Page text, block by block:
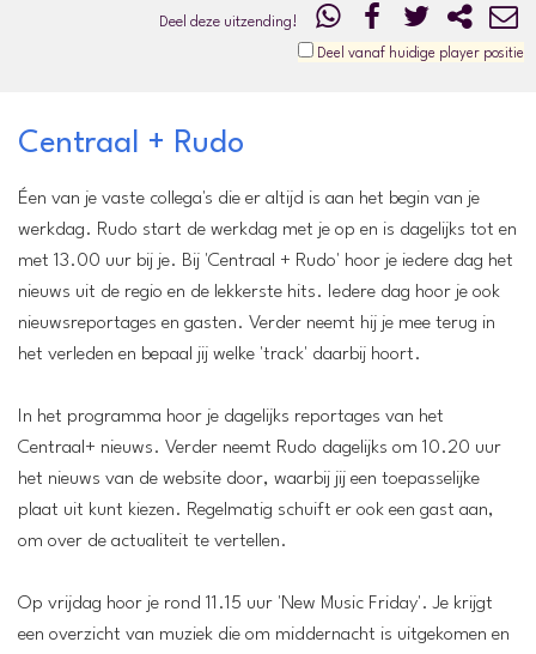
Deel deze uitzending!
Deel vanaf huidige player positie
Centraal + Rudo
Éen van je vaste collega's die er altijd is aan het begin van je
werkdag. Rudo start de werkdag met je op en is dagelijks tot en
met 13.00 uur bij je. Bij 'Centraal + Rudo' hoor je iedere dag het
nieuws uit de regio en de lekkerste hits. Iedere dag hoor je ook
nieuwsreportages en gasten. Verder neemt hij je mee terug in
het verleden en bepaal jij welke 'track' daarbij hoort.
In het programma hoor je dagelijks reportages van het
Centraal+ nieuws. Verder neemt Rudo dagelijks om 10.20 uur
het nieuws van de website door, waarbij jij een toepasselijke
plaat uit kunt kiezen. Regelmatig schuift er ook een gast aan,
om over de actualiteit te vertellen.
Op vrijdag hoor je rond 11.15 uur 'New Music Friday'. Je krijgt
een overzicht van muziek die om middernacht is uitgekomen en